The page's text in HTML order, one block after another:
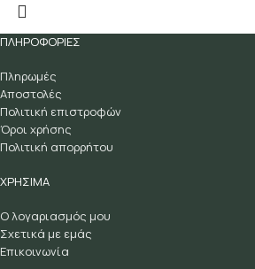
ΠΛΗΡΟΦΟΡΙΕΣ
Πληρωμές
Αποστολές
Πολιτική επιστροφών
Όροι χρήσης
Πολιτική απορρήτου
ΧΡΗΣΙΜΑ
Ο λογαριασμός μου
Σχετικά με εμάς
Επικοινωνία